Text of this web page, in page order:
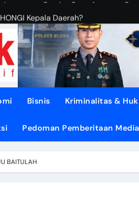
Membangun KOPERASI
RUANG Publik
di TUNJUNGAN ke Provinsi
dari Oligarki
‘PERI AIR’
Bisnis Kriminalitas &
Pedoman Pemberitaan
BAITULAH